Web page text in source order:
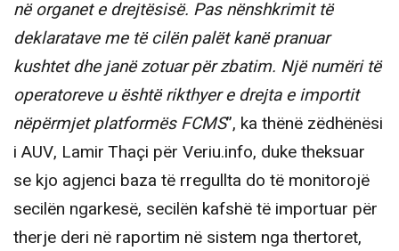
në organet e drejtësisë. Pas nënshkrimit të
deklaratave me të cilën palët kanë pranuar
kushtet dhe janë zotuar për zbatim. Një numëri të
operatoreve u është rikthyer e drejta e importit
nëpërmjet platformës FCMS”, ka thënë zëdhënësi
i AUV, Lamir Thaçi për Veriu.info, duke theksuar
se kjo agjenci baza të rregullta do të monitorojë
secilën ngarkesë, secilën kafshë të importuar për
therje deri në raportim në sistem nga thertoret,